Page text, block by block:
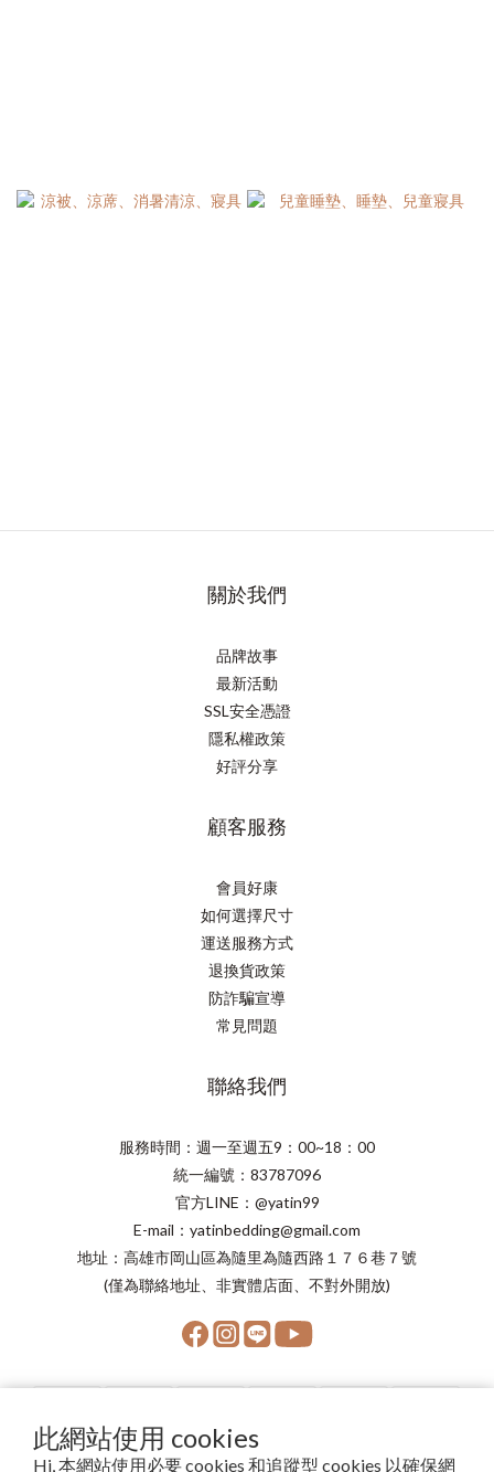
此網站使用 cookies
Hi, 本網站使用必要 cookies 和追蹤型 cookies 以確保網
關於我們
品牌故事
最新活動
SSL安全憑證
隱私權政策
好評分享
顧客服務
會員好康
如何選擇尺寸
運送服務方式
退換貨政策
防詐騙宣導
常見問題
聯絡我們
服務時間：週一至週五9：00~18：00
統一編號：83787096
官方LINE：@yatin99
E-mail：yatinbedding@gmail.com
地址：高雄市岡山區為隨里為隨西路１７６巷７號
(僅為聯絡地址、非實體店面、不對外開放)